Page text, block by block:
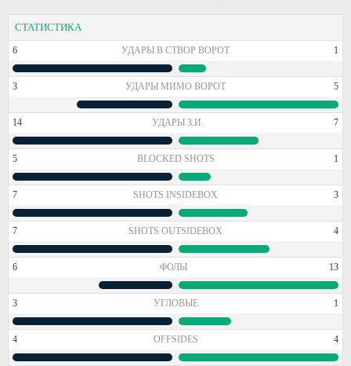
СТАТИСТИКА
6 УДАРЫ В СТВОР ВОРОТ 1
3 УДАРЫ МИМО ВОРОТ 5
14 УДАРЫ З.И. 7
5 BLOCKED SHOTS 1
7 SHOTS INSIDEBOX 3
7 SHOTS OUTSIDEBOX 4
6 ФОЛЫ 13
3 УГЛОВЫЕ 1
4 OFFSIDES 4